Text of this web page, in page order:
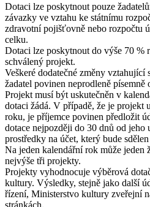
Dotaci lze poskytnout pouze
závazky ve vztahu ke státnímu
zdravotní pojišťovně nebo rozpočtu
celku.
Dotaci lze poskytnout do výše 70 %
schválený projekt.
Veškeré dodatečné změny
žadatel povinen neprodleně
Projekt musí být uskutečněn v
dotaci žádá. V případě, že je projekt
roku, je příjemce povinen předložit
dotace nejpozději do 30 dnů od
prostředky na účet, který bude
Na jeden kalendářní rok může jeden
nejvýše tři projekty.
Projekty vyhodnocuje výběrová
kultury. Výsledky, stejně jako další
řízení, Ministerstvo kultury zveřejní
stránkách.